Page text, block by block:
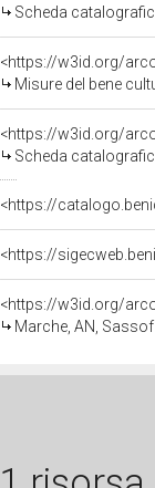
Scheda
<https://w3id.org/
Misure del bene
<https://w3id.org/
Scheda
<https://
<https://
<https://w3id.org/
Marche, AN,